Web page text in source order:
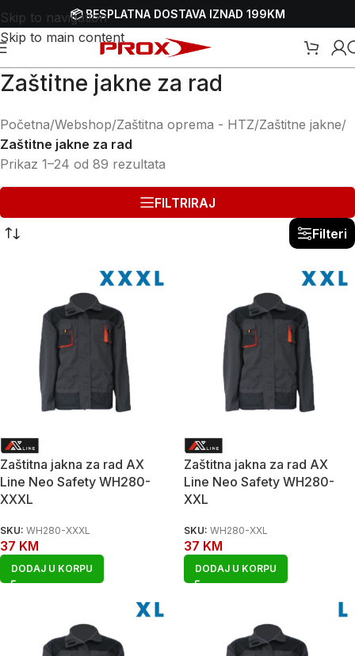
Skip to navigation
Skip to main content
📦 BESPLATNA DOSTAVA IZNAD 199KM
Zaštitne jakne za rad
Početna/Webshop/Zaštitna oprema - HTZ/Zaštitne jakne/
Zaštitne jakne za rad
Prikaz 1–24 od 89 rezultata
FILTRIRAJ
Filteri
Zaštitna jakna za rad AX
Line Neo Safety WH280-
XXXL
SKU: WH280-XXXL
37 KM
DODAJ U KORPU
Zaštitna jakna za rad AX
Line Neo Safety WH280-
XXL
SKU: WH280-XXL
37 KM
DODAJ U KORPU